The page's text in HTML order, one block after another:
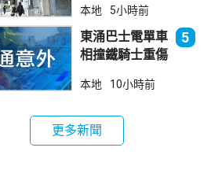
本地 5小時前
東涌巴士電單車
相撞鐵騎士重傷
被捕
5
本地 10小時前
更多新聞